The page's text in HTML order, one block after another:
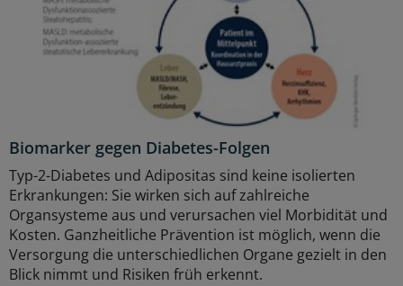
Biomarker gegen Diabetes-Folgen
Typ-2-Diabetes und Adipositas sind keine isolierten
Erkrankungen: Sie wirken sich auf zahlreiche
Organsysteme aus und verursachen viel Morbidität und
Kosten. Ganzheitliche Prävention ist möglich, wenn die
Versorgung die unterschiedlichen Organe gezielt in den
Blick nimmt und Risiken früh erkennt.